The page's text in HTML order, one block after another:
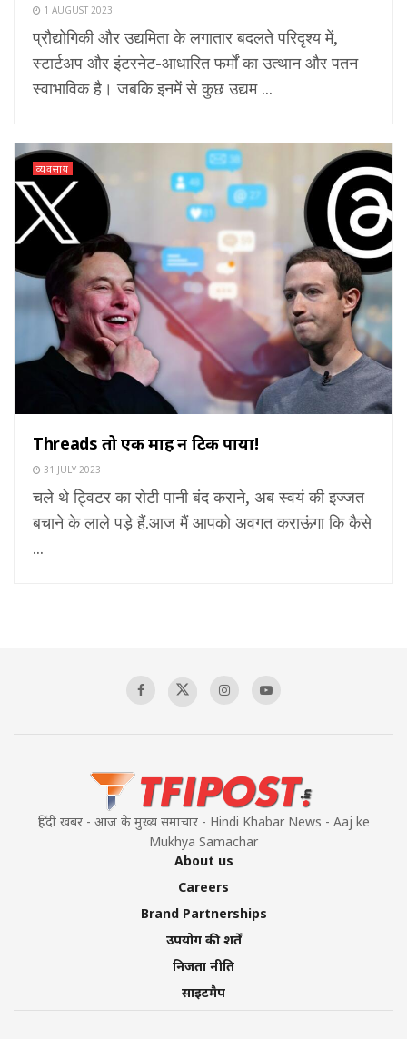
1 AUGUST 2023
प्रौद्योगिकी और उद्यमिता के लगातार बदलते परिदृश्य में,
स्टार्टअप और इंटरनेट-आधारित फर्मों का उत्थान और पतन
स्वाभाविक है। जबकि इनमें से कुछ उद्यम ...
व्यवसाय
Threads तो एक माह न टिक पाया!
31 JULY 2023
चले थे ट्विटर का रोटी पानी बंद कराने, अब स्वयं की इज्जत
बचाने के लाले पड़े हैं.आज मैं आपको अवगत कराऊंगा कि कैसे
...
हिंदी खबर - आज के मुख्य समाचार - Hindi Khabar News - Aaj ke
Mukhya Samachar
About us
Careers
Brand Partnerships
उपयोग की शर्तें
निजता नीति
साइटमैप